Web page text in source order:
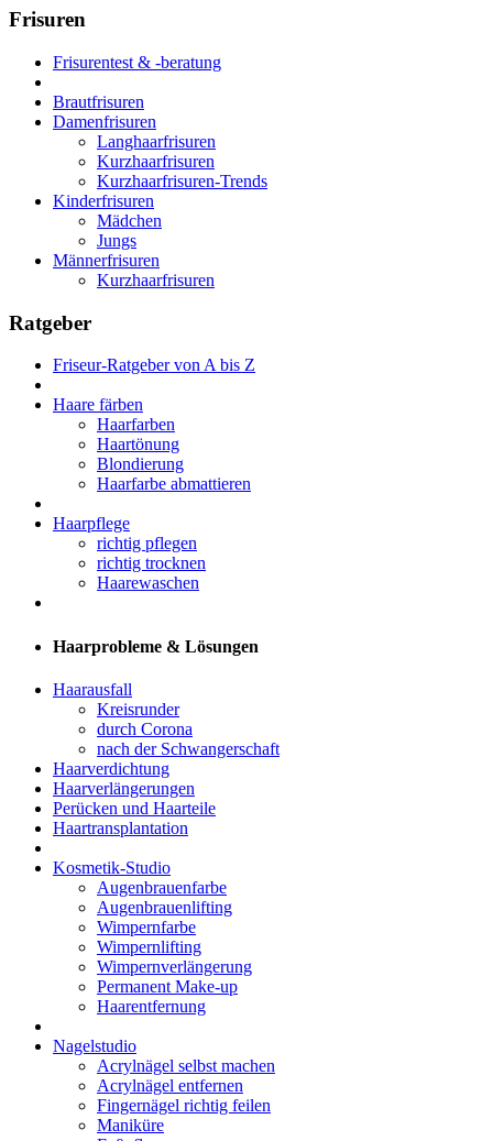
Frisuren
Frisurentest & -beratung
Brautfrisuren
Damenfrisuren
Langhaarfrisuren
Kurzhaarfrisuren
Kurzhaarfrisuren-Trends
Kinderfrisuren
Mädchen
Jungs
Männerfrisuren
Kurzhaarfrisuren
Ratgeber
Friseur-Ratgeber von A bis Z
Haare färben
Haarfarben
Haartönung
Blondierung
Haarfarbe abmattieren
Haarpflege
richtig pflegen
richtig trocknen
Haarewaschen
Haarprobleme & Lösungen
Haarausfall
Kreisrunder
durch Corona
nach der Schwangerschaft
Haarverdichtung
Haarverlängerungen
Perücken und Haarteile
Haartransplantation
Kosmetik-Studio
Augenbrauenfarbe
Augenbrauenlifting
Wimpernfarbe
Wimpernlifting
Wimpernverlängerung
Permanent Make-up
Haarentfernung
Nagelstudio
Acrylnägel selbst machen
Acrylnägel entfernen
Fingernägel richtig feilen
Maniküre